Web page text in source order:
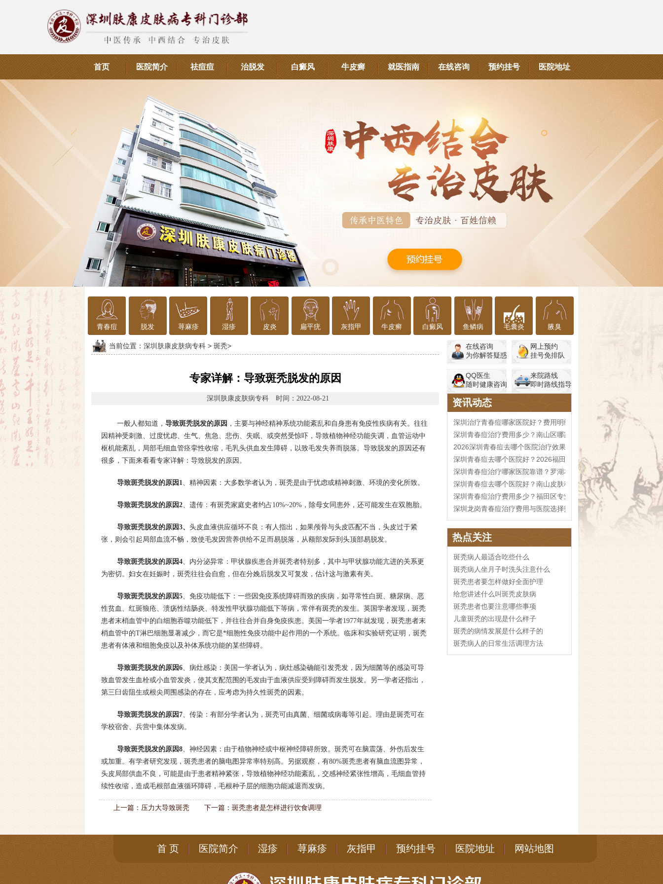
首页 医院简介 祛痘痘 治脱发 白癜风 牛皮癣 就医指南 在线咨询 预约挂号 医院地址
青春痘 脱发 荨麻疹 湿疹 皮炎 扁平疣 灰指甲 牛皮癣 白癜风 鱼鳞病 毛囊炎 腋臭
当前位置： 深圳肤康皮肤病专科 > 斑秃>
专家详解：导致斑秃脱发的原因
深圳肤康皮肤病专科 时间：2022-08-21
一般人都知道， 导致斑秃脱发的原因 ，主要与神经精神系统功能紊乱和自身患有免疫性疾病有关。往往
因精神受刺激、过度忧虑、生气、焦急、悲伤、失眠、或突然受惊吓，导致植物神经功能失调，血管运动中
枢机能紊乱，局部毛细血管痉挛性收缩，毛乳头供血发生障碍，以致毛发失养而脱落。导致脱发的原因还有
很多，下面来看看专家详解：导致脱发的原因。
导致斑秃脱发的原因1、精神因素：大多数学者认为，斑秃是由于忧虑或精神刺激、环境的变化所致。
导致斑秃脱发的原因2、遗传：有斑秃家庭史者约占10%~20%，除母女同患外，还可能发生在双胞胎。
导致斑秃脱发的原因3、 头皮血液供应循环不良：有人指出，如果颅骨与头皮匹配不当，头皮过于紧
张，则会引起局部血流不畅，致使毛发因营养供给不足而易脱落，从额部发际到头顶部易脱发。
导致斑秃脱发的原因4、内分泌异常：甲状腺疾患合并斑秃者特别多，其中与甲状腺功能亢进的关系更
为密切。妇女在妊娠时，斑秃往往会自愈，但在分娩后脱发又可复发，估计这与激素有关。
导致斑秃脱发的原因5、免疫功能低下：一些因免疫系统障碍而致的疾病，如寻常性白斑、糖尿病、恶
性贫血、红斑狼疮、溃疡性结肠炎、特发性甲状腺功能低下等病，常伴有斑秃的发生。英国学者发现，斑秃
患者末梢血管中的白细胞吞噬功能低下，并往往合并自身免疫疾患。美国一学者1977年就发现，斑秃患者末
梢血管中的T淋巴细胞显著减少，而它是*细胞性免疫功能中起作用的一个系统。临床和实验研究证明，斑秃
患者有体液和细胞免疫以及补体系统功能的某些障碍。
导致斑秃脱发的原因6、病灶感染：美国一学者认为，病灶感染确能引发秃发，因为细菌等的感染可导
致血管发生血栓或小血管发炎，使其支配范围的毛发由于血液供应受到障碍而发生脱发。另一学者还指出，
第三臼齿阻生或根尖周围感染的存在，应考虑为持久性斑秃的因素。
导致斑秃脱发的原因7、传染：有部分学者认为，斑秃可由真菌、细菌或病毒等引起。理由是斑秃可在
学校宿舍、兵营中集体发病。
导致斑秃脱发的原因8、神经因素：由于植物神经或中枢神经障碍所致。斑秃可在脑震荡、外伤后发生
或加重。有学者研究发现，斑秃患者的脑电图异常率特别高。另据观察，有80%斑秃患者有脑血流图异常，
头皮局部供血不良，可能是由于患者精神紧张，导致植物神经功能紊乱，交感神经紧张性增高，毛细血管持
续性收缩，造成毛根部血液循环障碍，毛根种子层的细胞功能减退而发病。
上一篇： 压力大导致斑秃 下一篇： 斑秃患者是怎样进行饮食调理
在线咨询
为你解答疑惑
网上预约
挂号免排队
QQ医生
随时健康咨询
来院路线
即时路线指导
资讯动态
深圳治疗青春痘哪家医院好？费用明细参考
深圳青春痘治疗费用多少？南山区哪家医院口碑好
2026深圳青春痘去哪个医院治疗效果更好
深圳青春痘去哪个医院好？2026福田区治疗费用参考
深圳青春痘治疗哪家医院靠谱？罗湖本地攻略
深圳青春痘去哪个医院好？南山皮肤科指南
深圳青春痘治疗费用多少？福田区专业医院推荐
深圳龙岗青春痘治疗费用与医院选择指南
热点关注
斑秃病人最适合吃些什么
斑秃病人坐月子时洗头注意什么
斑秃患者要怎样做好全面护理
给您讲述什么叫斑秃皮肤病
斑秃患者也要注意哪些事项
儿童斑秃的出现是什么样子
斑秃的病情发展是什么样子的
斑秃病人的日常生活调理方法
首 页 医院简介 湿疹 荨麻疹 灰指甲 预约挂号 医院地址 网站地图